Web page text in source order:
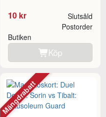
10 kr Slutsåld
Butiken
Postorder
Köp
Mängdrabatt